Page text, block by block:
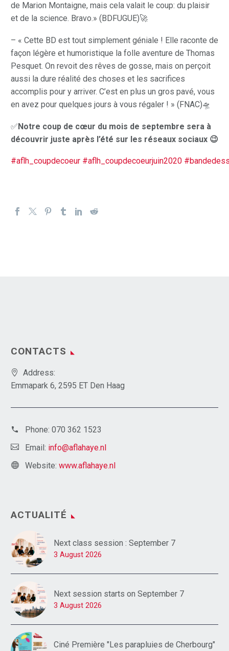
de Marion Montaigne, mais cela valait le coup: du plaisir
et de la science. Bravo.» (BDFUGUE)🚀
– « Cette BD est tout simplement géniale ! Elle raconte de
façon légère et humoristique la folle aventure de Thomas
Pesquet. On revoit des rêves de gosse, mais on perçoit
aussi la dure réalité des choses et les sacrifices
accomplis pour y arriver. C’est en plus un gros pavé, vous
en avez pour quelques jours à vous régaler ! » (FNAC)🛸
✅Notre coup de cœur du mois de septembre sera à
découvrir juste après l’été sur les réseaux sociaux 😉
#aflh_coupdecoeur #aflh_coupdecoeurjuin2020
CONTACTS
Address:
Emmapark 6, 2595 ET Den Haag
Phone: 070 362 1523
Email: info@aflahaye.nl
Website: www.aflahaye.nl
ACTUALITÉ
Next class session : September 7
3 August 2026
Next session starts on September 7
3 August 2026
Ciné Première "Les parapluies de Cherbourg"